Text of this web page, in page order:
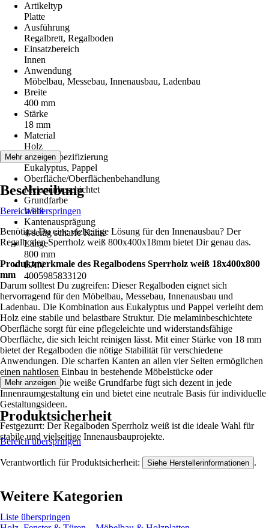
Artikeltyp
Platte
Ausführung
Regalbrett, Regalboden
Einsatzbereich
Innen
Anwendung
Möbelbau, Messebau, Innenausbau, Ladenbau
Breite
400 mm
Stärke
18 mm
Material
Holz
Materialspezifizierung
Eukalyptus, Pappel
Oberfläche/Oberflächenbehandlung
Melaminbeschichtet
Grundfarbe
Weiß
Kantenausprägung
4-seitig scharfe Kante
Länge
800 mm
EAN
4005985833120
Mehr anzeigen
Beschreibung
Bereich überspringen
Benötigst Du eine vielseitige Lösung für den Innenausbau? Der
Regalboden Sperrholz weiß 800x400x18mm bietet Dir genau das.
Produktmerkmale des Regalbodens Sperrholz weiß 18x400x800
mm
Darum solltest Du zugreifen: Dieser Regalboden eignet sich
hervorragend für den Möbelbau, Messebau, Innenausbau und
Ladenbau. Die Kombination aus Eukalyptus und Pappel verleiht dem
Holz eine stabile und belastbare Struktur. Die melaminbeschichtete
Oberfläche sorgt für eine pflegeleichte und widerstandsfähige
Oberfläche, die sich leicht reinigen lässt. Mit einer Stärke von 18 mm
bietet der Regalboden die nötige Stabilität für verschiedene
Anwendungen. Die scharfen Kanten an allen vier Seiten ermöglichen
einen nahtlosen Einbau in bestehende Möbelstücke oder
Regalsysteme. Die weiße Grundfarbe fügt sich dezent in jede
Innenraumgestaltung ein und bietet eine neutrale Basis für individuelle
Gestaltungsideen.
Festgezurrt: Der Regalboden Sperrholz weiß ist die ideale Wahl für
stabile und vielseitige Innenausbauprojekte.
Mehr anzeigen
Produktsicherheit
Bereich überspringen
Verantwortlich für Produktsicherheit: Siehe Herstellerinformationen .
Weitere Kategorien
Liste überspringen